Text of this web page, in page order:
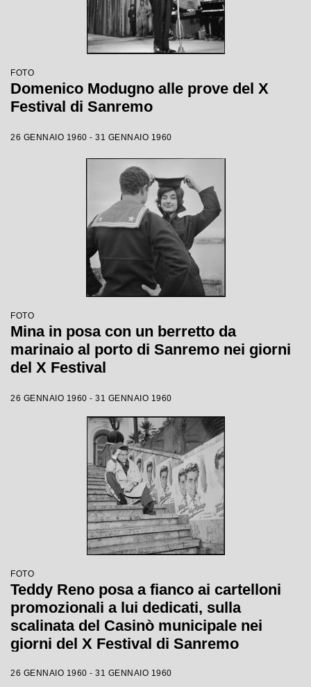
FOTO
Domenico Modugno alle prove del X
Festival di Sanremo
26 GENNAIO 1960 - 31 GENNAIO 1960
FOTO
Mina in posa con un berretto da
marinaio al porto di Sanremo nei giorni
del X Festival
26 GENNAIO 1960 - 31 GENNAIO 1960
FOTO
Teddy Reno posa a fianco ai cartelloni
promozionali a lui dedicati, sulla
scalinata del Casinò municipale nei
giorni del X Festival di Sanremo
26 GENNAIO 1960 - 31 GENNAIO 1960